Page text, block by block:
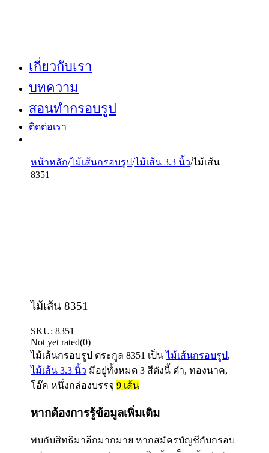
เกี่ยวกับเรา
บทความ
สอนทำกรอบรูป
ติดต่อเรา
หน้าหลัก/ไม้เส้นกรอบรูป/ไม้เส้น 3.3 นิ้ว/ไม้เส้น
8351
ไม้เส้น 8351
SKU:8351
Not yet rated(0)
ไม้เส้นกรอบรูป ตระกูล8351 เป็นไม้เส้นกรอบรูป,
ไม้เส้น 3.3 นิ้ว มีอยู่ทั้งหมด 3 สีดังนี้ ดำ, ทองนาค,
โอ๊ค หนึ่งกล่องบรรจุ9 เส้น
หากต้องการรู้ข้อมูลเพิ่มเติม
พบกับสิทธิมาอีกมากมาย หากสมัครบัญชีกับกรอบ